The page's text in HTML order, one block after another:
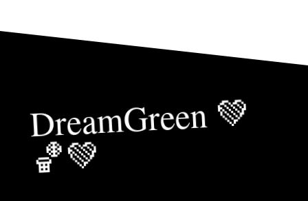
Drea
mGreen
💚
🏀
💚